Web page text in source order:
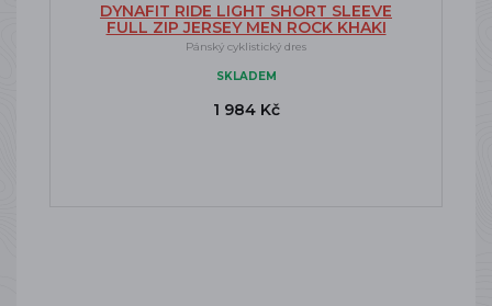
DYNAFIT RIDE LIGHT SHORT SLEEVE
FULL ZIP JERSEY MEN ROCK KHAKI
Pánský cyklistický dres
SKLADEM
1 984 Kč